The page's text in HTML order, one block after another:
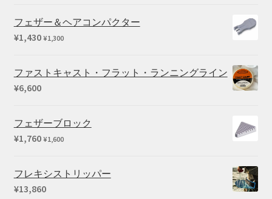
帯:
フェザー＆ヘアコンパクター
¥1,430 ¥1,300
ファストキャスト・フラット・ランニングライン
¥6,600
フェザーブロック
¥1,760 ¥1,600
フレキシストリッパー
¥13,860